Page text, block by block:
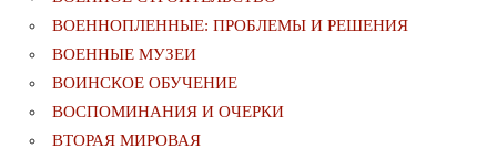
ВОЕННОПЛЕННЫЕ: ПРОБЛЕМЫ И РЕШЕНИЯ
ВОЕННЫЕ МУЗЕИ
ВОИНСКОЕ ОБУЧЕНИЕ
ВОСПОМИНАНИЯ И ОЧЕРКИ
ВТОРАЯ МИРОВАЯ